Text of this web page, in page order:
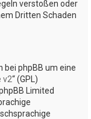
verstoßen oder
Dritten Schaden
bei phpBB um eine
v2“ (GPL)
Limited